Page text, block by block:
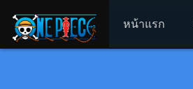
หน้าแรก